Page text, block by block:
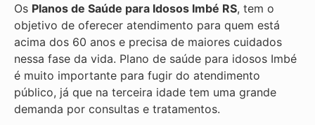
Os Planos de Saúde para Idosos Imbé RS, tem o
objetivo de oferecer atendimento para quem está
acima dos 60 anos e precisa de maiores cuidados
nessa fase da vida. Plano de saúde para idosos Imbé
é muito importante para fugir do atendimento
público, já que na terceira idade tem uma grande
demanda por consultas e tratamentos.